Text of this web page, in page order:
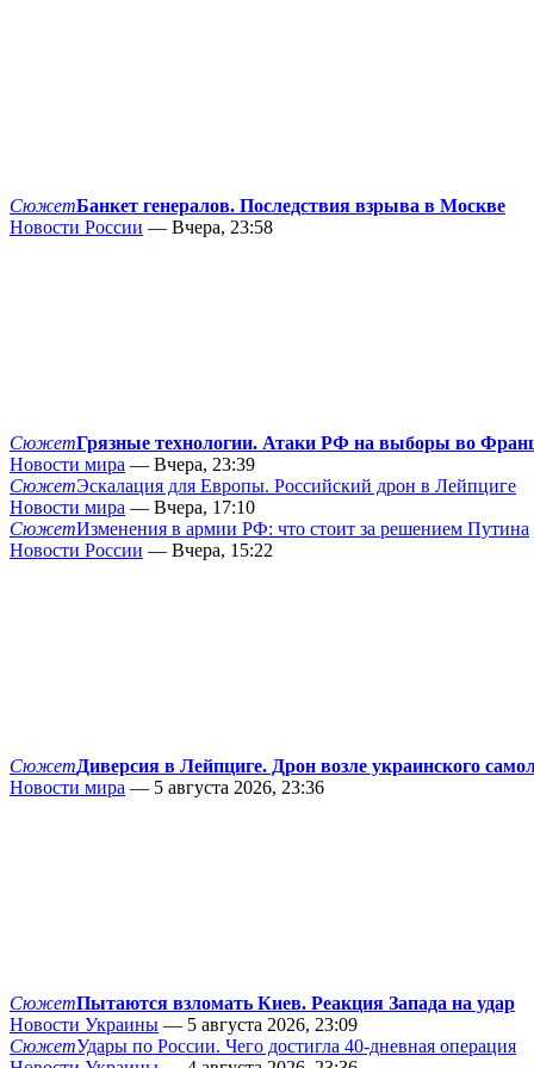
СюжетБанкет генералов. Последствия взрыва в Москве
Новости России — Вчера, 23:58
СюжетГрязные технологии. Атаки РФ на выборы во
Новости мира — Вчера, 23:39
СюжетЭскалация для Европы. Российский дрон в Лейпциге
Новости мира — Вчера, 17:10
СюжетИзменения в армии РФ: что стоит за решением Путина
Новости России — Вчера, 15:22
СюжетДиверсия в Лейпциге. Дрон возле украинского
Новости мира — 5 августа 2026, 23:36
СюжетПытаются взломать Киев. Реакция Запада на удар
Новости Украины — 5 августа 2026, 23:09
СюжетУдары по России. Чего достигла 40-дневная операция